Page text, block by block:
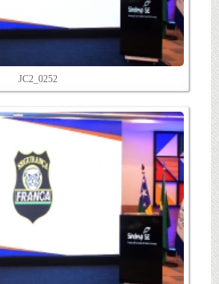
JC2_0252